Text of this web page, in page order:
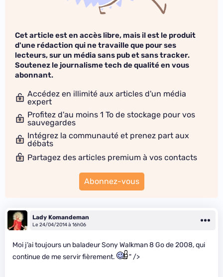
Cet article est en accès libre, mais il est le produit
d'une rédaction qui ne travaille que pour ses
lecteurs, sur un média sans pub et sans tracker.
Soutenez le journalisme tech de qualité en vous
abonnant.
Accédez en illimité aux articles d'un média
expert
Profitez d'au moins 1 To de stockage pour vos
sauvegardes
Intégrez la communauté et prenez part aux
débats
Partagez des articles premium à vos contacts
Abonnez-vous
Lady Komandeman
Le 24/04/2014 à 16h06
Moi j’ai toujours un baladeur Sony Walkman 8 Go de 2008, qui
continue de me servir fièrement.
" />